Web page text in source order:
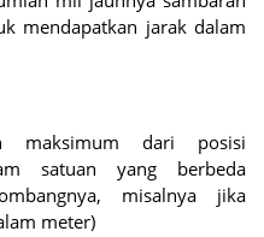
mendapatkan jarak dalam
maksimum dari posisi
satuan yang berbeda
misalnya jika
meter)